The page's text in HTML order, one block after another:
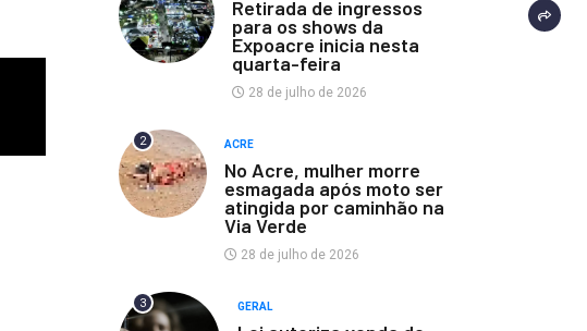
Retirada de ingressos
para os shows da
Expoacre inicia nesta
quarta-feira
28 de julho de 2026
2 ACRE
No Acre, mulher morre
esmagada após moto ser
atingida por caminhão na
Via Verde
28 de julho de 2026
3 GERAL